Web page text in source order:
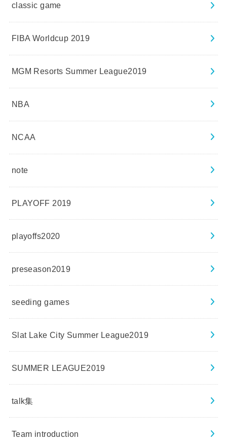
classic game
FIBA Worldcup 2019
MGM Resorts Summer League2019
NBA
NCAA
note
PLAYOFF 2019
playoffs2020
preseason2019
seeding games
Slat Lake City Summer League2019
SUMMER LEAGUE2019
talk集
Team introduction